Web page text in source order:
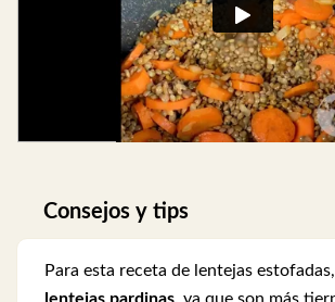
Consejos y tips
Para esta receta de lentejas